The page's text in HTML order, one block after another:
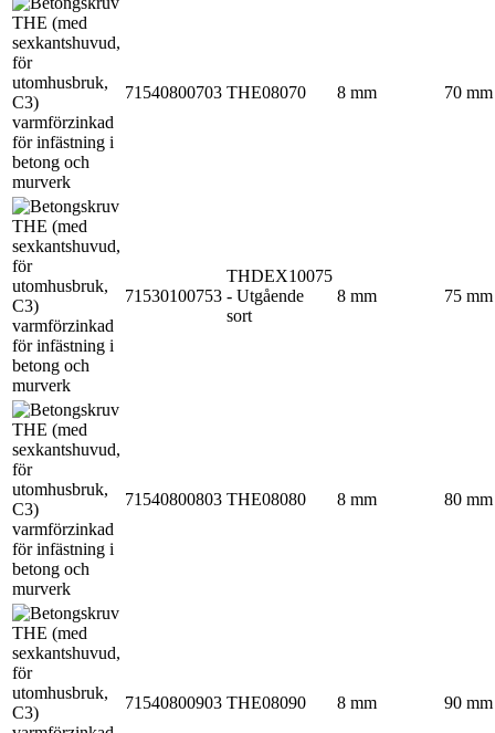
71540800703 THE08070 8 mm 70 mm
71530100753
THDEX10075
- Utgående
sort
8 mm 75 mm
71540800803 THE08080 8 mm 80 mm
71540800903 THE08090 8 mm 90 mm